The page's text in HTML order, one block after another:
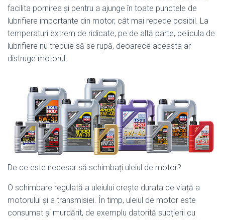
facilita pornirea și pentru a ajunge în toate punctele de
lubrifiere importante din motor, cât mai repede posibil. La
temperaturi extrem de ridicate, pe de altă parte, pelicula de
lubrifiere nu trebuie să se rupă, deoarece aceasta ar
distruge motorul.
De ce este necesar să schimbați uleiul de motor?
O schimbare regulată a uleiului crește durata de viață a
motorului și a transmisiei. În timp, uleiul de motor este
consumat și murdărit, de exemplu datorită subțierii cu